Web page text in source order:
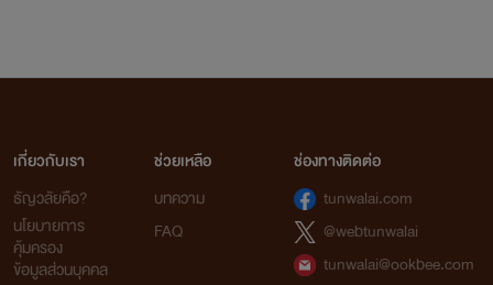
เกี่ยวกับเรา
ธัญวลัยคือ?
นโยบายการ
คุ้มครอง
ข้อมูลส่วนบุคคล
ช่วยเหลือ
บทความ
FAQ
ช่องทางติดต่อ
tunwalai.com
@webtunwalai
tunwalai@ookbee.com